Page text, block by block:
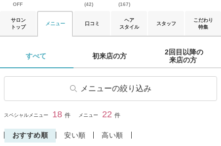
OFF
(42)
(167)
サロン
トップ
メニュー 口コミ
ヘア
スタイル
スタッフ
こだわり
特集
すべて 初来店の方
2回目以降の
来店の方
メニューの絞り込み
ヘアカット
ヘアカラー
閉じる
スペシャルメニュー 18 件 メニュー 22 件
おすすめ順 安い順 高い順